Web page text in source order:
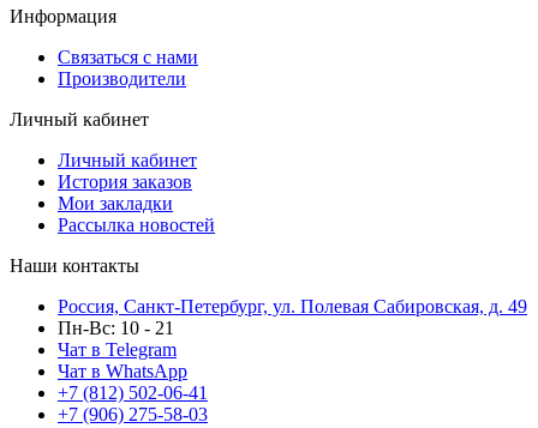
Информация
Связаться с нами
Производители
Личный кабинет
Личный кабинет
История заказов
Мои закладки
Рассылка новостей
Наши контакты
Россия, Санкт-Петербург, ул. Полевая Сабировская, д. 49
Пн-Вс: 10 - 21
Чат в Telegram
Чат в WhatsApp
+7 (812) 502-06-41
+7 (906) 275-58-03